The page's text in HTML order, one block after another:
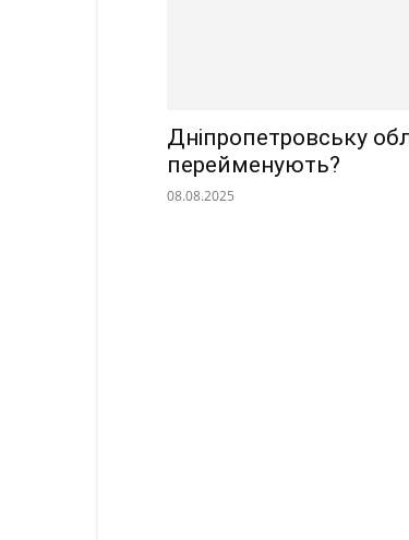
Дніпропетровську
перейменують?
08.08.2025